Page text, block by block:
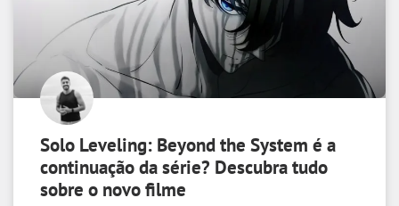
Solo Leveling: Beyond the System é a
continuação da série? Descubra tudo
sobre o novo filme